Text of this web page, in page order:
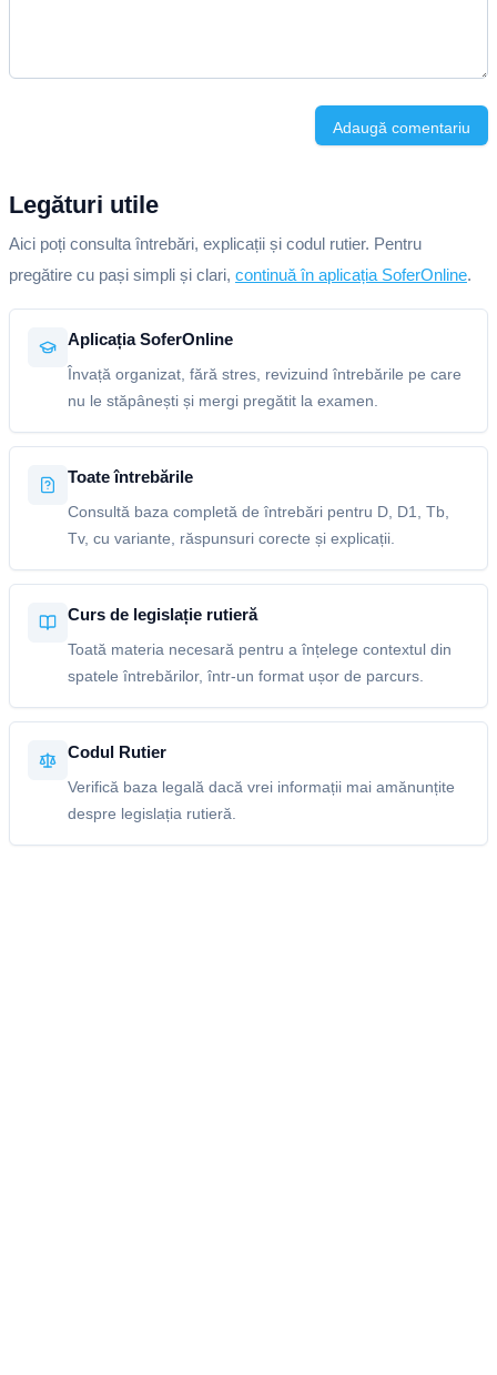
Adaugă comentariu
Legături utile
Aici poți consulta întrebări, explicații și codul rutier. Pentru
pregătire cu pași simpli și clari, continuă în aplicația SoferOnline.
Aplicația SoferOnline
Învață organizat, fără stres, revizuind întrebările pe care
nu le stăpânești și mergi pregătit la examen.
Toate întrebările
Consultă baza completă de întrebări pentru D, D1, Tb,
Tv, cu variante, răspunsuri corecte și explicații.
Curs de legislație rutieră
Toată materia necesară pentru a înțelege contextul din
spatele întrebărilor, într-un format ușor de parcurs.
Codul Rutier
Verifică baza legală dacă vrei informații mai amănunțite
despre legislația rutieră.